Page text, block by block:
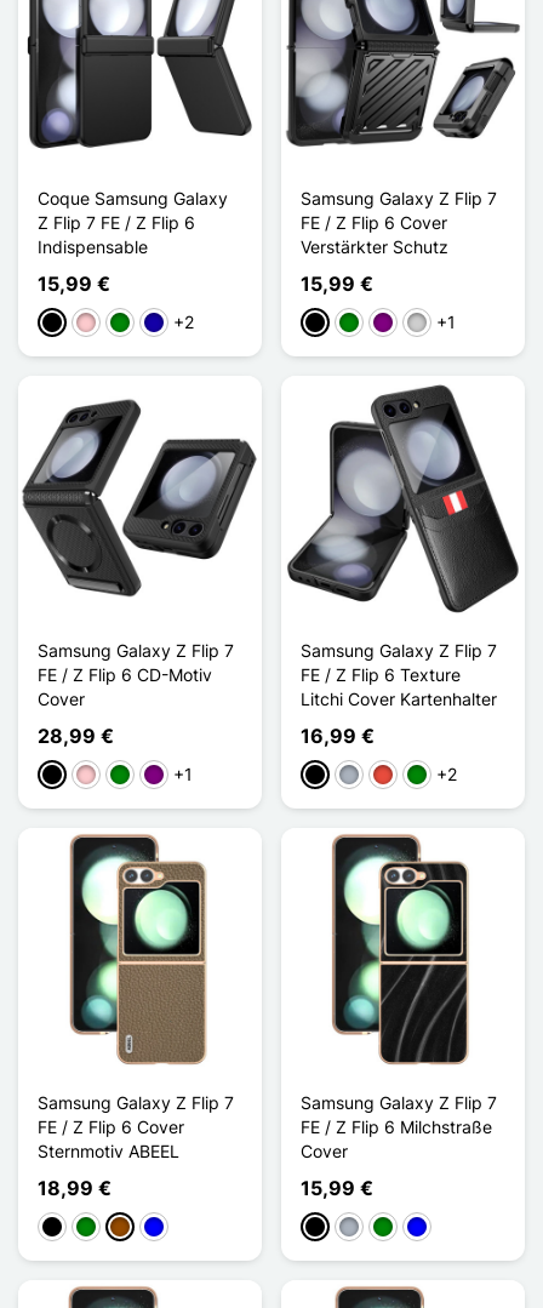
Coque Samsung Galaxy
Z Flip 7 FE / Z Flip 6
Indispensable
15,99 €
Schwarz
PinkGrünDunkelblau
+2
Samsung Galaxy Z Flip 7
FE / Z Flip 6 Cover
Verstärkter Schutz
15,99 €
Schwarz
GrünViolettSilber
+1
Samsung Galaxy Z Flip 7
FE / Z Flip 6 CD-Motiv
Cover
28,99 €
Schwarz
PinkGrünViolett
+1
Samsung Galaxy Z Flip 7
FE / Z Flip 6 Texture
Litchi Cover Kartenhalter
16,99 €
Schwarz
GrauRot Grün+2
Samsung Galaxy Z Flip 7
FE / Z Flip 6 Cover
Sternmotiv ABEEL
18,99 €
Schwarz
GrünBraunBlau
Samsung Galaxy Z Flip 7
FE / Z Flip 6 Milchstraße
Cover
15,99 €
Schwarz
GrauGrünBlau